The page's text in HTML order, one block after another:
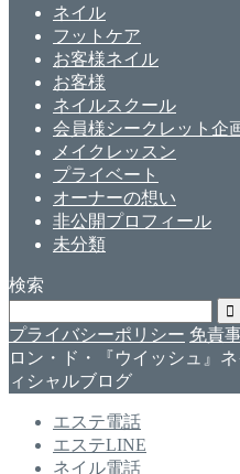
ネイル
フットケア
お客様ネイル
お客様
ネイルスクール
会員様シークレット企
メイクレッスン
プライベート
オーナーの想い
非公開プロフィール
未分類
検索
プライバシーポリシー 免責
ロン・ド・『ウイッシュ』
ィシャルブログ
エステ電話
エステLINE
ネイル電話